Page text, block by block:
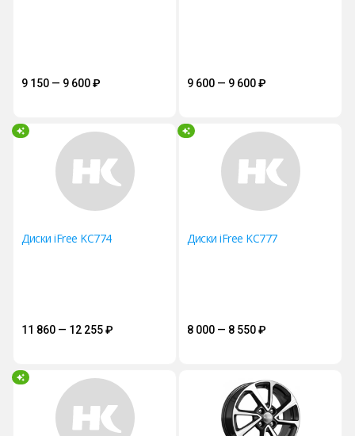
9 150 — 9 600₽ 9 600 — 9 600₽
Диски iFree KC774
11 860 — 12 255₽
Диски iFree KC777
8 000 — 8 550₽